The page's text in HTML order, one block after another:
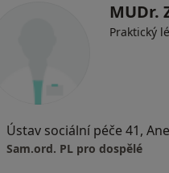
MUDr.
Praktický
Sam.ord. PL pro dospělé